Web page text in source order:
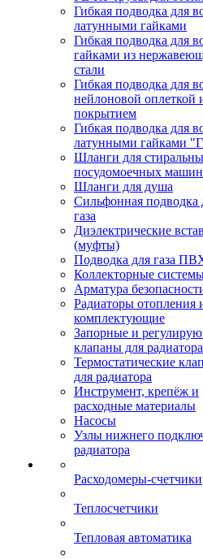
Гибкая подводка для
латунными гайками
Гибкая подводка для
гайками из
стали
Гибкая подводка для
нейлоновой оплеткой
покрытием
Гибкая подводка для
латунными гайками
Шланги для
посудомоечных машин
Шланги для душа
Сильфонная подводка
газа
Диэлектрические
(муфты)
Подводка для газа
Коллекторные
Арматура
Радиаторы отопления
комплектующие
Запорные и
клапаны для радиатора
Термостатические
для радиатора
Инструмент, крепёж и
расходные материалы
Насосы
Узлы нижнего
радиатора
Расходомеры-счетчики
Теплосчетчики
Тепловая автоматика